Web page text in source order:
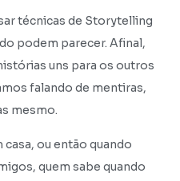
técnicas de Storytelling
podem parecer. Afinal,
uns para os outros
falando de mentiras,
mesmo.
ou então quando
quem sabe quando